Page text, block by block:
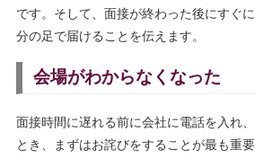
です。そして、面接が終わった後にすぐ
分の足で届けることを伝えます。
会場がわからなくなった
面接時間に遅れる前に会社に電話を入れ
とき、まずはお詫びをすることが最も重